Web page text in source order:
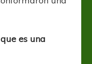
es una